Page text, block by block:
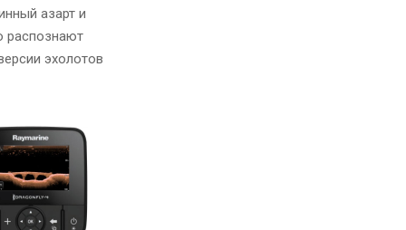
азарт и
распознают
эхолотов